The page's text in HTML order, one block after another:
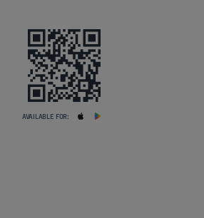
AVAILABLE FOR: